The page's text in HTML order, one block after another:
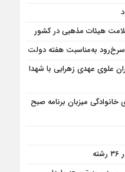
هیئات مذهبی در کشور
سرخ‌رود به‌مناسبت هفته دولت
علوي عهدی زهرایی با شهدا
میزبان برنامه صبح